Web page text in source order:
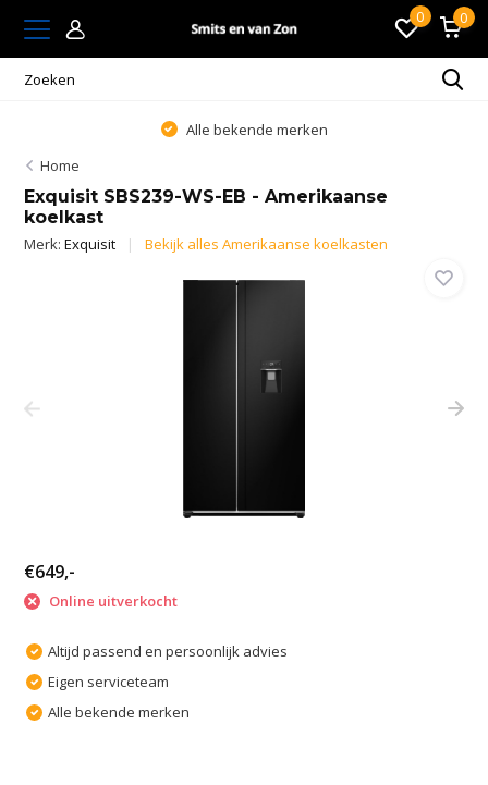
0 0
Alle bekende merken
Home
Exquisit SBS239-WS-EB - Amerikaanse
koelkast
Merk:Exquisit Bekijk alles Amerikaanse koelkasten
€649,-
Online uitverkocht
Altijd passend en persoonlijk advies
Eigen serviceteam
Alle bekende merken